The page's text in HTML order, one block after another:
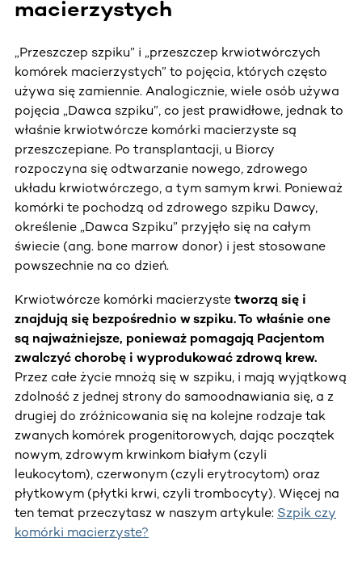
macierzystych
„Przeszczep szpiku” i „przeszczep krwiotwórczych
komórek macierzystych” to pojęcia, których często
używa się zamiennie. Analogicznie, wiele osób używa
pojęcia „Dawca szpiku”, co jest prawidłowe, jednak to
właśnie krwiotwórcze komórki macierzyste są
przeszczepiane. Po transplantacji, u Biorcy
rozpoczyna się odtwarzanie nowego, zdrowego
układu krwiotwórczego, a tym samym krwi. Ponieważ
komórki te pochodzą od zdrowego szpiku Dawcy,
określenie „Dawca Szpiku” przyjęło się na całym
świecie (ang. bone marrow donor) i jest stosowane
powszechnie na co dzień.
Krwiotwórcze komórki macierzyste tworzą się i
znajdują się bezpośrednio w szpiku. To właśnie one
są najważniejsze, ponieważ pomagają Pacjentom
zwalczyć chorobę i wyprodukować zdrową krew.
Przez całe życie mnożą się w szpiku, i mają wyjątkową
zdolność z jednej strony do samoodnawiania się, a z
drugiej do zróżnicowania się na kolejne rodzaje tak
zwanych komórek progenitorowych, dając początek
nowym, zdrowym krwinkom białym (czyli
leukocytom), czerwonym (czyli erytrocytom) oraz
płytkowym (płytki krwi, czyli trombocyty). Więcej na
ten temat przeczytasz w naszym artykule: Szpik czy
komórki macierzyste?